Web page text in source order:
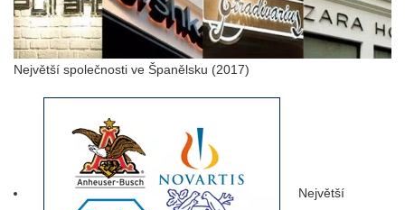
Největší společnosti ve Španělsku (2017)
Největší